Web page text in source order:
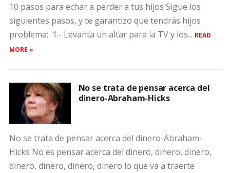
10 pasos para echar a perder a tus hijos Sigue los
siguientes pasos, y te garantizo que tendrás hijos
problema: 1.- Levanta un altar para la TV y los... READ
MORE »
No se trata de pensar acerca del
dinero-Abraham-Hicks
No se trata de pensar acerca del dinero-Abraham-
Hicks No es pensar acerca del dinero, dinero, dinero,
dinero, dinero, dinero, dinero lo que va a traerte